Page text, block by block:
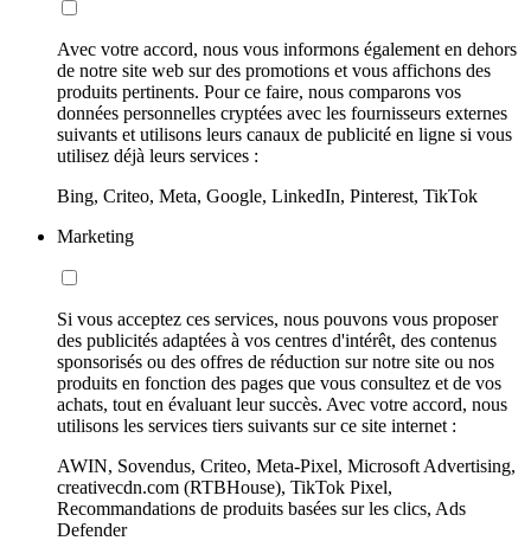
Avec votre accord, nous vous informons également en dehors
de notre site web sur des promotions et vous affichons des
produits pertinents. Pour ce faire, nous comparons vos
données personnelles cryptées avec les fournisseurs externes
suivants et utilisons leurs canaux de publicité en ligne si vous
utilisez déjà leurs services :
Bing, Criteo, Meta, Google, LinkedIn, Pinterest, TikTok
Marketing
Si vous acceptez ces services, nous pouvons vous proposer
des publicités adaptées à vos centres d'intérêt, des contenus
sponsorisés ou des offres de réduction sur notre site ou nos
produits en fonction des pages que vous consultez et de vos
achats, tout en évaluant leur succès. Avec votre accord, nous
utilisons les services tiers suivants sur ce site internet :
AWIN, Sovendus, Criteo, Meta-Pixel, Microsoft Advertising,
creativecdn.com (RTBHouse), TikTok Pixel,
Recommandations de produits basées sur les clics, Ads
Defender